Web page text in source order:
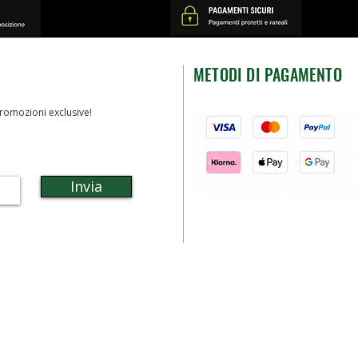
METODI DI PAGAMENTO
Invia
exclusive!